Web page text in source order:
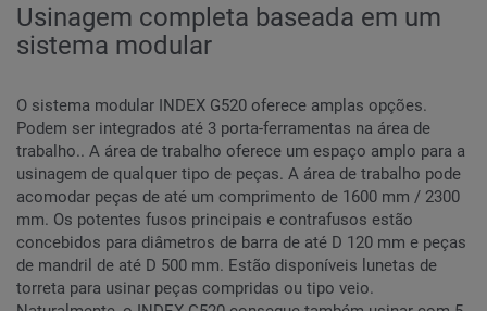
Usinagem completa baseada em um
sistema modular
O sistema modular INDEX G520 oferece amplas opções.
Podem ser integrados até 3 porta-ferramentas na área de
trabalho.. A área de trabalho oferece um espaço amplo para a
usinagem de qualquer tipo de peças. A área de trabalho pode
acomodar peças de até um comprimento de 1600 mm / 2300
mm. Os potentes fusos principais e contrafusos estão
concebidos para diâmetros de barra de até D 120 mm e peças
de mandril de até D 500 mm. Estão disponíveis lunetas de
torreta para usinar peças compridas ou tipo veio.